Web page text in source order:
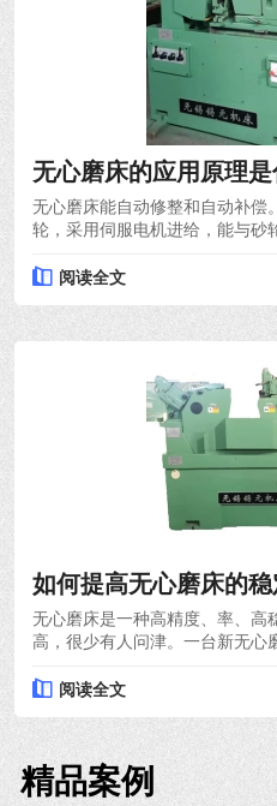
无心磨床的应用原理是
无心磨床能自动修整和自动补偿
轮，采用伺服电机进给，能与砂
阅读全文
如何提高无心磨床的稳
无心磨床是一种高精度、率、高
高，很少有人问津。一台新无心
阅读全文
精品案例